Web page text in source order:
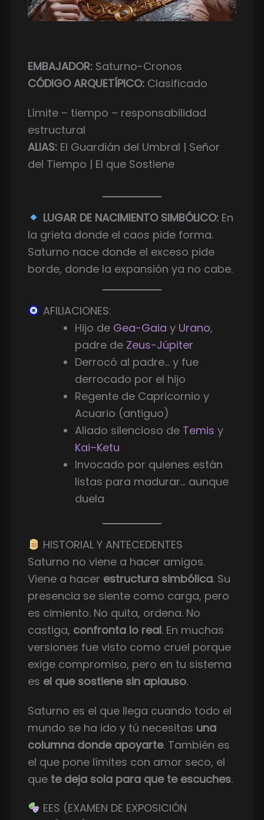
EMBAJADOR: Saturno-Cronos
CÓDIGO ARQUETÍPICO: Clasificado
Límite – tiempo – responsabilidad
estructural
ALIAS: El Guardián del Umbral | Señor
del Tiempo | El que Sostiene
LUGAR DE NACIMIENTO SIMBÓLICO:En
la grieta donde el caos pide forma.
Saturno nace donde el exceso pide
borde, donde la expansión ya no cabe.
AFILIACIONES:
Hijo de Gea-Gaia y Urano,
padre de Zeus-Júpiter
Derrocó al padre… y fue
derrocado por el hijo
Regente de Capricornio y
Acuario (antiguo)
Aliado silencioso de Temis y
Kai–Ketu
Invocado por quienes están
listas para madurar… aunque
duela
HISTORIAL Y ANTECEDENTES
Saturno no viene a hacer amigos.
Viene a hacer estructura simbólica. Su
presencia se siente como carga, pero
es cimiento. No quita, ordena. No
castiga, confronta lo real. En muchas
versiones fue visto como cruel porque
exige compromiso, pero en tu sistema
es el que sostiene sin aplauso.
Saturno es el que llega cuando todo el
mundo se ha ido y tú necesitas una
columna donde apoyarte. También es
el que pone límites con amor seco, el
que te deja sola para que te escuches.
EES (EXAMEN DE EXPOSICIÓN